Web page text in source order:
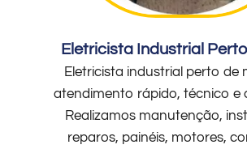
Eletricista Industrial
Eletricista industrial perto de
atendimento rápido, técnico e
Realizamos manutenção,
reparos, painéis, motores,